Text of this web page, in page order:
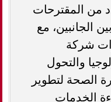
من المقترحات
الجانبين، مع
شركة
والتحول
الصحة لتطوير
الخدمات